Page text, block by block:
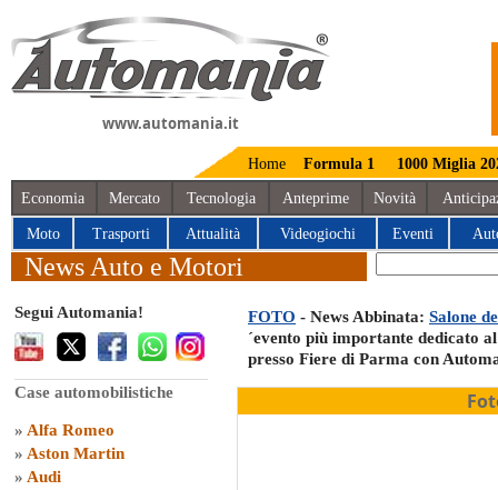
www.automania.it
Home Formula 1 1000 Miglia
Economia Mercato Tecnologia Anteprime Novità
Moto Trasporti Attualità Videogiochi Eventi
News Auto e Motori
Segui Automania!
Case automobilistiche
» Alfa Romeo
» Aston Martin
» Audi
FOTO - News Abbinata: Salone
´evento più importante dedicato
presso Fiere di Parma con